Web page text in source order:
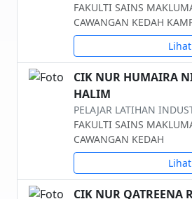
FAKULTI SAINS
CAWANGAN KEDAH
Lihat
CIK NUR HUMAIRA
HALIM
PELAJAR LATIHAN
FAKULTI SAINS
CAWANGAN KEDAH
Lihat
CIK NUR QATREENA